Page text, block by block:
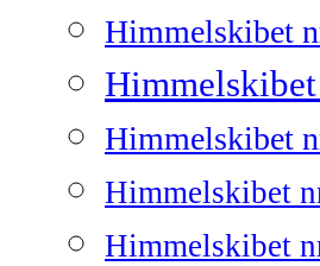
Himmelskibet
Himmelskibet
Himmelskibet
Himmelskibet